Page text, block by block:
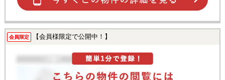
会員限定 【会員様限定で公開中！】